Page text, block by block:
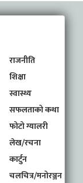
राजनीति
शिक्षा
स्वास्थ्य
सफलताको कथा
फोटो ग्यालरी
लेख/रचना
कार्टुन
चलचित्र/मनोरञ्जन